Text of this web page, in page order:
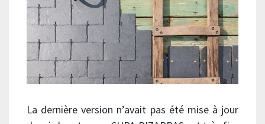
La dernière version n’avait pas été mise à jour